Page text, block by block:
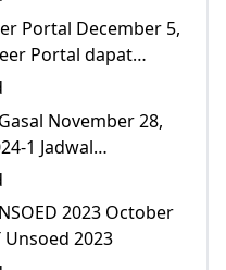
Portal December 5,
Portal dapat…
November 28,
1 Jadwal…
2023 October
Unsoed 2023